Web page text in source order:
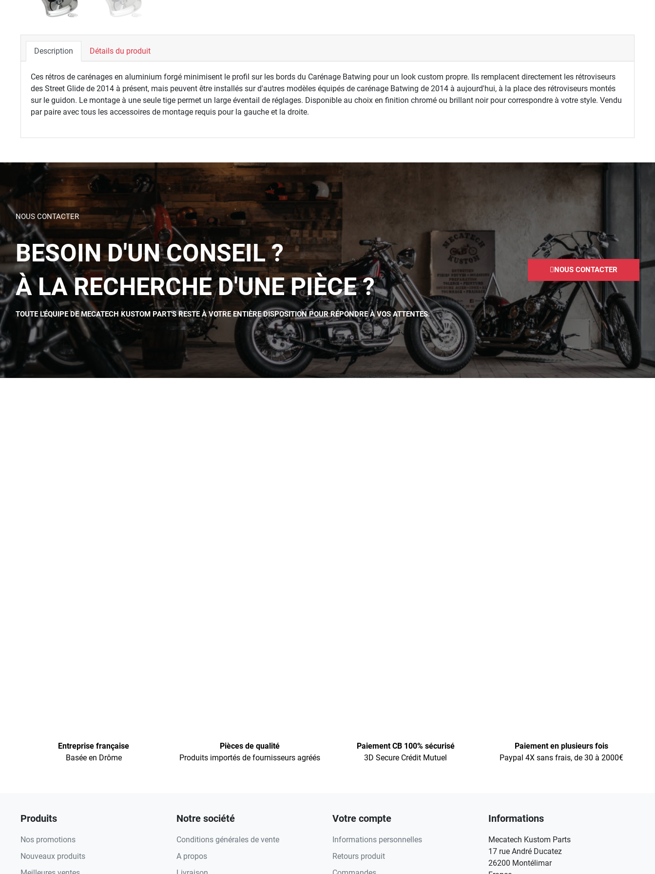
Description Détails du produit
Ces rétros de carénages en aluminium forgé minimisent le profil sur les bords du Carénage Batwing pour un look custom propre. Ils remplacent directement les rétroviseurs
des Street Glide de 2014 à présent, mais peuvent être installés sur d'autres modèles équipés de carénage Batwing de 2014 à aujourd'hui, à la place des rétroviseurs montés
sur le guidon. Le montage à une seule tige permet un large éventail de réglages. Disponible au choix en finition chromé ou brillant noir pour correspondre à votre style. Vendu
par paire avec tous les accessoires de montage requis pour la gauche et la droite.
NOUS CONTACTER
BESOIN D'UN CONSEIL ?
À LA RECHERCHE D'UNE PIÈCE ?
TOUTE L'ÉQUIPE DE MECATECH KUSTOM PART'S RESTE À VOTRE ENTIÈRE DISPOSITION POUR RÉPONDRE À VOS ATTENTES.
NOUS CONTACTER
Entreprise française
Basée en Drôme
Pièces de qualité
Produits importés de fournisseurs agréés
Paiement CB 100% sécurisé
3D Secure Crédit Mutuel
Paiement en plusieurs fois
Paypal 4X sans frais, de 30 à 2000€
Produits
Nos promotions
Nouveaux produits
Notre société
Conditions générales de vente
A propos
Votre compte
Informations personnelles
Retours produit
Informations
Mecatech Kustom Parts
17 rue André Ducatez
26200 Montélimar